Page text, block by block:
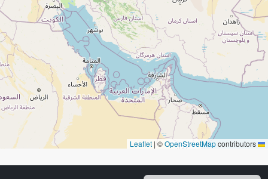
| ©OpenStreetMapcontributors